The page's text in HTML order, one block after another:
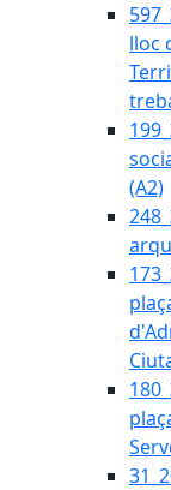
lloc
(A2)